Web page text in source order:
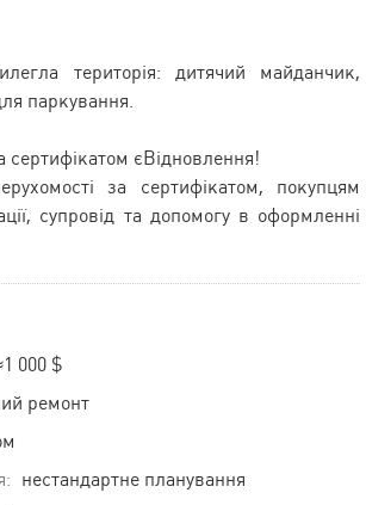
територія: дитячий майданчик,
паркування.
єВідновлення!
за сертифікатом, покупцям
супровід та допомогу в оформленні
000 $
ремонт
нестандартне планування